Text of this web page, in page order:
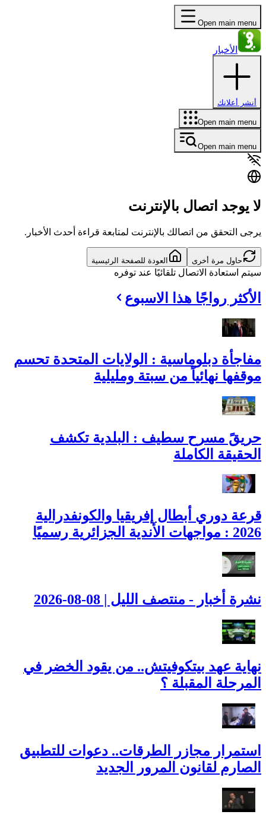
Open main menu
الأخبار
أنشر أعلانك
Open main menu
Open main menu
لا يوجد اتصال بالإنترنت
يرجى التحقق من اتصالك بالإنترنت لمتابعة قراءة أحدث الأخبار.
حاول مرة أخرى العودة للصفحة الرئيسية
سيتم استعادة الاتصال تلقائيًا عند توفره
الأكثر رواجًا هذا الاسبوع
مفاجأة دبلوماسية : الولايات المتحدة تحسم
موقفها نهائياً من سبتة ومليلية
حريقً مسرح سطيف : البلدية تكشف
الحقيقة الكاملة
قرعة دوري أبطال إفريقيا والكونفدرالية
2026 : مواجهات الأندية الجزائرية رسميًا
نشرة أخبار - منتصف الليل | 08-08-2026
نهاية عهد بيتكوفيتش.. من يقود الخضر في
المرحلة المقبلة ؟
استمرار مجازر الطرقات.. دعوات للتطبيق
الصارم لقانون المرور الجديد